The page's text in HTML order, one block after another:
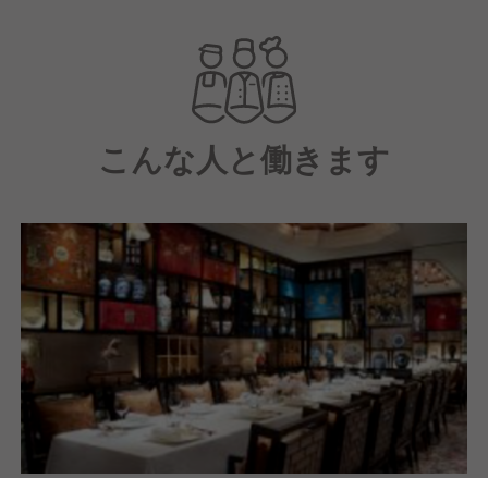
私たちは、お客様に心あたたまる、くつろいだそして
洗練された雰囲気を常にお楽しみいただくために最高
のパーソナル・サービスと施設を提供することをお約
束します。こんな人と働きます